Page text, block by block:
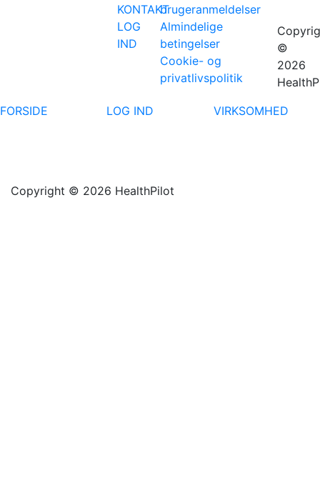
KONTAKT
LOG
IND
brugeranmeldelser
Almindelige
betingelser
Cookie- og
privatlivspolitik
©
2026
FORSIDE
LOG IND VIRKSOMHED
Copyright © 2026 HealthPilot